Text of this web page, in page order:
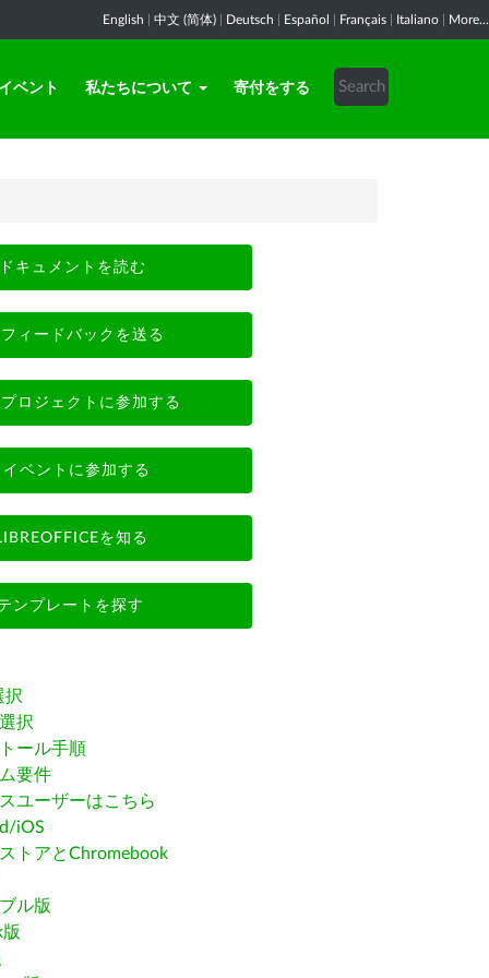
English 中文 (简体) Deutsch Español Français Italiano More...
イベント 私たちについて 寄付をする
ドキュメントを読む
フィードバックを送る
プロジェクトに参加する
イベントに参加する
を知る
ンプレートを探す
択
択
ール手順
要件
ユーザーはこちら
iOS
トアとChromebook
ル版